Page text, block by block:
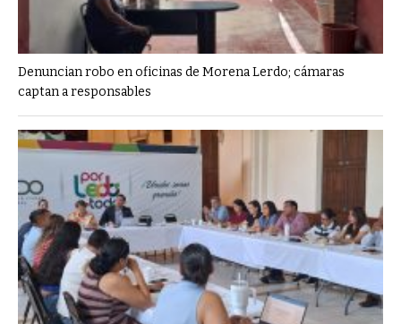
Denuncian robo en oficinas de Morena Lerdo; cámaras
captan a responsables